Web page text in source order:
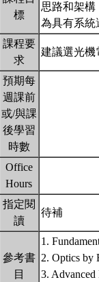
標
思路和架
為具有系統
課程要
求
建議選光機
預期每
週課前
或/與課
後學習
時數
Office
Hours
指定閱
讀
待補
參考書
目
1.
2. Optics by
3.